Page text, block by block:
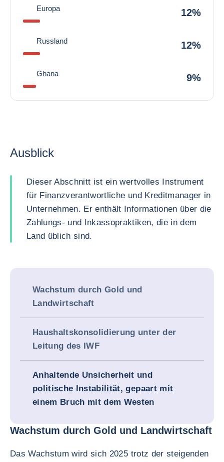
Europa 12%
Russland 12%
Ghana 9%
Ausblick
Dieser Abschnitt ist ein wertvolles Instrument
für Finanzverantwortliche und Kreditmanager in
Unternehmen. Er enthält Informationen über die
Zahlungs- und Inkassopraktiken, die in dem
Land üblich sind.
Wachstum durch Gold und
Landwirtschaft
Haushaltskonsolidierung unter der
Leitung des IWF
Anhaltende Unsicherheit und
politische Instabilität, gepaart mit
einem Bruch mit dem Westen
Wachstum durch Gold und Landwirtschaft
Das Wachstum wird sich 2025 trotz der steigenden